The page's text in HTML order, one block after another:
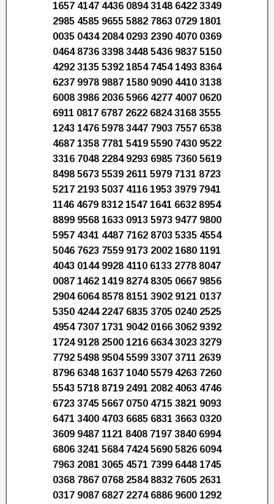
1657 4147 4436 0894 3148 6422 3349
2985 4585 9655 5882 7863 0729 1801
0035 0434 2084 0293 2390 4070 0369
0464 8736 3398 3448 5436 9837 5150
4292 3135 5392 1854 7454 1493 8364
6237 9978 9887 1580 9090 4410 3138
6008 3986 2036 5966 4277 4007 0620
6911 0817 6787 2622 6824 3168 3555
1243 1476 5978 3447 7903 7557 6538
4687 1358 7781 5419 5590 7430 9522
3316 7048 2284 9293 6985 7360 5619
8498 5673 5539 2611 5979 7131 8723
5217 2193 5037 4116 1953 3979 7941
1146 4679 8312 1547 1641 6632 8954
8899 9568 1633 0913 5973 9477 9800
5957 4341 4487 7162 8703 5335 4554
5046 7623 7559 9173 2002 1680 1191
4043 0144 9928 4110 6133 2778 8047
0087 1462 1419 8274 8305 0667 9856
2904 6064 8578 8151 3902 9121 0137
5350 4244 2247 6835 3705 0240 2525
4954 7307 1731 9042 0166 3062 9392
1724 9128 2500 1216 6634 3023 3279
7792 5498 9504 5599 3307 3711 2639
8796 6348 1637 1040 5579 4263 7260
5543 5718 8719 2491 2082 4063 4746
6723 3745 5667 0750 4715 3821 9093
6471 3400 4703 6685 6831 3663 0320
3609 9487 1121 8408 7197 3840 6994
6806 3241 5684 7424 5690 5826 6094
7963 2081 3065 4571 7399 6448 1745
0368 7867 0768 2584 8832 7605 2631
0317 9087 6827 2274 6886 9600 1292